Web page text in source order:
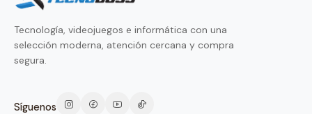
Tecnología, videojuegos e informática con una
selección moderna, atención cercana y compra
segura.
Síguenos